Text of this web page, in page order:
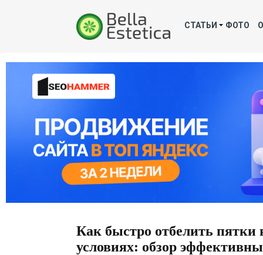
СТАТЬИ ФОТО
Как быстро отбелить
условиях: обзор